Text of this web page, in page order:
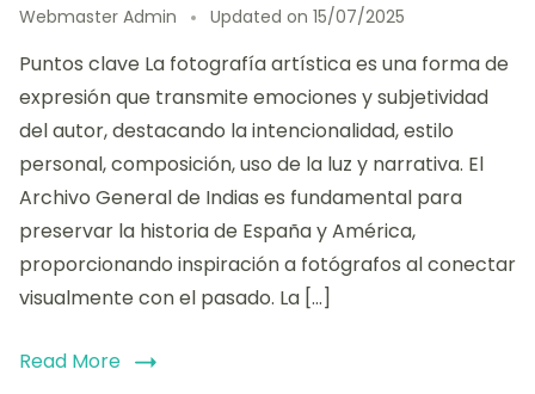
Webmaster Admin Updated on 15/07/2025
Puntos clave La fotografía artística es una forma de
expresión que transmite emociones y subjetividad
del autor, destacando la intencionalidad, estilo
personal, composición, uso de la luz y narrativa. El
Archivo General de Indias es fundamental para
preservar la historia de España y América,
proporcionando inspiración a fotógrafos al conectar
visualmente con el pasado. La […]
Read More